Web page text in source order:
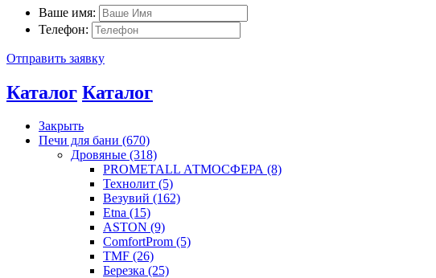
Ваше имя:
Телефон:
Отправить заявку
Каталог Каталог
Закрыть
Печи для бани (670)
Дровяные (318)
PROMETALL АТМОСФЕРА (8)
Технолит (5)
Везувий (162)
Etna (15)
ASTON (9)
ComfortProm (5)
TMF (26)
Березка (25)